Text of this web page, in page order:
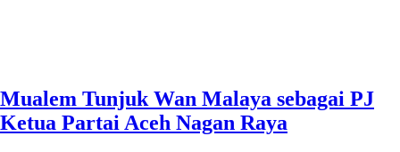
Mualem Tunjuk Wan Malaya sebagai PJ
Ketua Partai Aceh Nagan Raya